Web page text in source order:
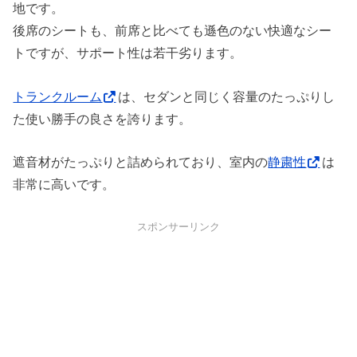
地です。
後席のシートも、前席と比べても遜色のない快適なシー
トですが、サポート性は若干劣ります。
トランクルーム
は、セダンと同じく容量のたっぷりし
た使い勝手の良さを誇ります。
遮音材がたっぷりと詰められており、室内の静粛性
は
非常に高いです。
スポンサーリンク